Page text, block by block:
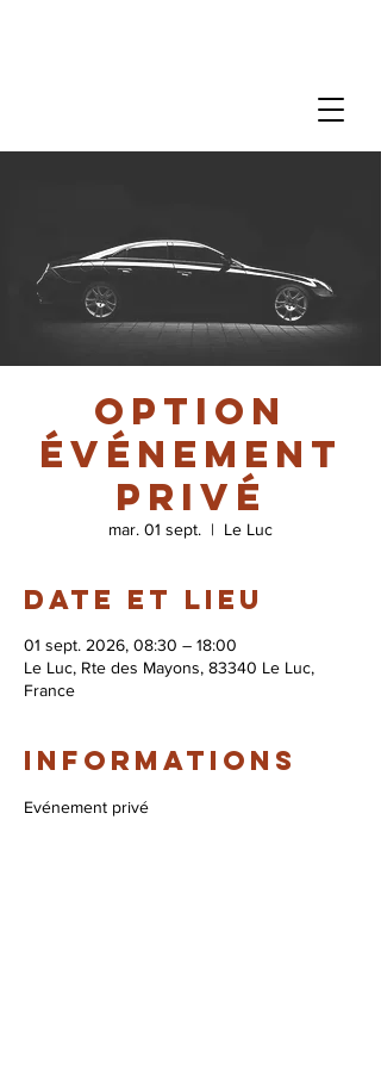
Option
événement
privé
mar. 01 sept.
  |
Le Luc
Date et lieu
01 sept. 2026, 08:30 – 18:00
Le Luc, Rte des Mayons, 83340 Le Luc,
France
Informations
Evénement privé